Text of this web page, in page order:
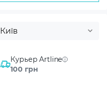
Київ
Курьер Artline
100 грн